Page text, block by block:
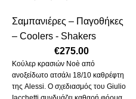
Σαμπανιέρες – Παγοθήκες
– Coolers - Shakers
€275.00
Κούλερ κρασιών Noè από
ανοξείδωτο ατσάλι 18/10 καθρέφτη
της Alessi. Ο σχεδιασμός του Giulio